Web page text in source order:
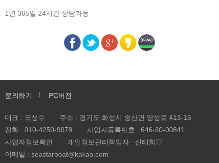
1년 365일 24시간 상담가능
문의하기 PC버전
대표 : 오성수
주소 : 경기도 화성시 송산면 당성로 413-15
전화 : 010-4250-9078 사업자등록번호 : 646-30-00841
사업자정보확인
개인정보관리책임자 : 신태희♡
이메일 : seastarboat@kakao.com